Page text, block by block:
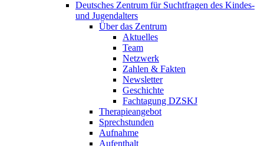
Deutsches Zentrum für Suchtfragen des Kindes-
und Jugendalters
Über das Zentrum
Aktuelles
Team
Netzwerk
Zahlen & Fakten
Newsletter
Geschichte
Fachtagung DZSKJ
Therapieangebot
Sprechstunden
Aufnahme
Aufenthalt